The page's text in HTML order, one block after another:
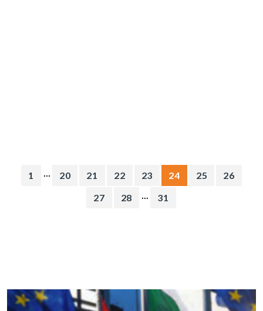
1 ... 20 21 22 23 24 25
26
27
28 ... 31